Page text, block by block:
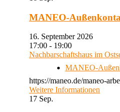
MANEO-
16. September 2026
17:00 - 19:00
Nachbarschaftshaus im
MANEO-
https://maneo.de/maneo-
Weitere Informationen
17 Sep.